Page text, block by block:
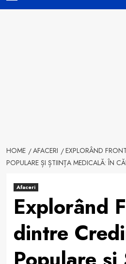
HOME AFACERI
EXPLORÂND
POPULARE ȘI ȘTIINȚA MEDICALĂ: ÎN
Afaceri
Explorând
dintre